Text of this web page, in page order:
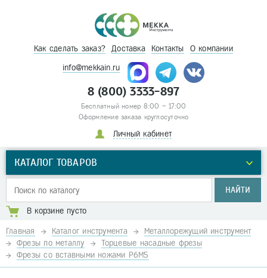
Как сделать заказ? Доставка Контакты О компании
info@mekkain.ru
8 (800) 3333-897
Бесплатный номер 8:00 – 17:00
Оформление заказа круглосуточно
Личный кабинет
КАТАЛОГ ТОВАРОВ
НАЙТИ
В корзине пусто
Главная Каталог инструмента
Металлорежущий инструмент
Фрезы по металлу
Торцевые насадные фрезы
Фрезы со вставными ножами Р6М5